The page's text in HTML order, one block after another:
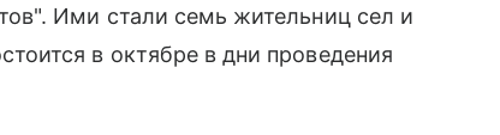
Ими стали семь жительниц сел и
в октябре в дни проведения